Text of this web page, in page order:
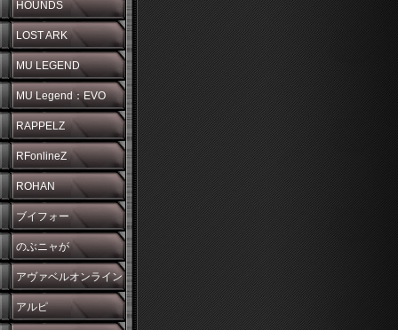
HOUNDS
LOST ARK
MU LEGEND
MU Legend：EVO
RAPPELZ
RFonlineZ
ROHAN
ブイフォー
のぶニャが
アヴァベルオンライン
アルピ